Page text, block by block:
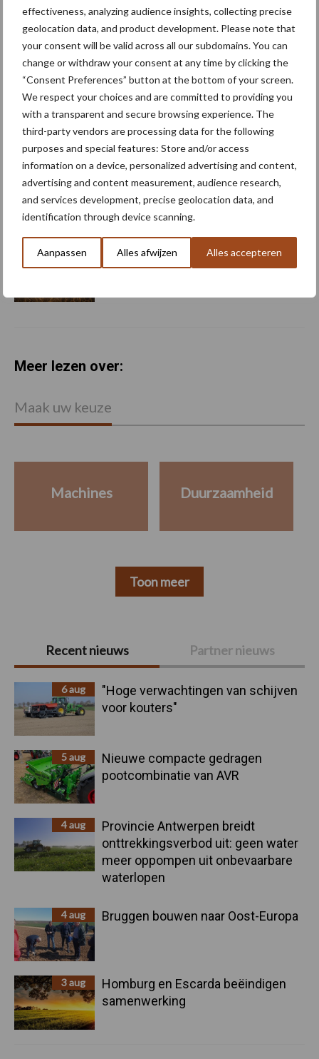
effectiveness, analyzing audience insights, collecting precise
geolocation data, and product development. Please note that
your consent will be valid across all our subdomains. You can
change or withdraw your consent at any time by clicking the
“Consent Preferences” button at the bottom of your screen.
We respect your choices and are committed to providing you
with a transparent and secure browsing experience. The
third-party vendors are processing data for the following
purposes and special features: Store and/or access
information on a device, personalized advertising and content,
advertising and content measurement, audience research,
and services development, precise geolocation data, and
identification through device scanning.
Aanpassen Alles afwijzen Alles accepteren
Primaire
Sidebar
Recent nieuws Partner nieuws
6 aug
"Hoge verwachtingen van schijven
voor kouters"
5 aug
Nieuwe compacte gedragen
pootcombinatie van AVR
4 aug
Provincie Antwerpen breidt
onttrekkingsverbod uit: geen water
meer oppompen uit onbevaarbare
waterlopen
4 aug Bruggen bouwen naar Oost-Europa
3 aug
Homburg en Escarda beëindigen
samenwerking
Meer artikelen over graanrassen
Stormschade aan mais kan
meevallen, afwachten hoe
uitdagend de oogst wordt
Wintergerst vaste schakel
in bouwplan bij Tijsseling
Europees rassenonderzoek
verbetert als landen hun dat
Meer lezen over:
Maak uw keuze
Machines Duurzaamheid
Toon meer